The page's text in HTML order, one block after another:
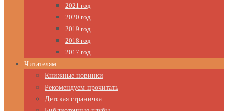
2021 год
2020 год
2019 год
2018 год
2017 год
Читателям
Книжные новинки
Рекомендуем прочитать
Детская страничка